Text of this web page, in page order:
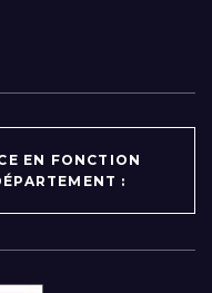
EN FONCTION
: